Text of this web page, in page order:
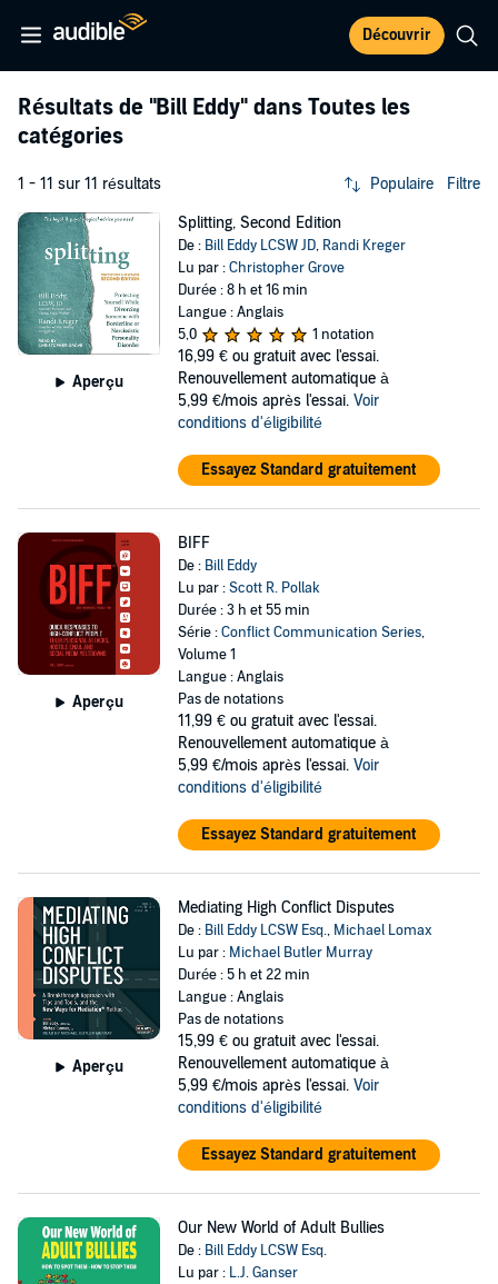
Découvrir
Résultats de "Bill Eddy" dans Toutes les
catégories
1 - 11 sur 11 résultats Populaire Filtre
Aperçu
Splitting, Second Edition
De : Bill Eddy LCSW JD, Randi Kreger
Lu par :Christopher Grove
Durée : 8 h et 16 min
Langue : Anglais
5,0
1 notation
16,99 € ou gratuit avec l'essai.
Renouvellement automatique à
5,99 €/mois après l'essai. Voir
conditions d'éligibilité
Essayez Standard gratuitement
Aperçu
BIFF
De : Bill Eddy
Lu par :Scott R. Pollak
Durée : 3 h et 55 min
Série :Conflict Communication Series,
Volume 1
Langue : Anglais
Pas de notations
11,99 € ou gratuit avec l'essai.
Renouvellement automatique à
5,99 €/mois après l'essai. Voir
conditions d'éligibilité
Essayez Standard gratuitement
Aperçu
Mediating High Conflict Disputes
De : Bill Eddy LCSW Esq., Michael Lomax
Lu par : Michael Butler Murray
Durée : 5 h et 22 min
Langue : Anglais
Pas de notations
15,99 € ou gratuit avec l'essai.
Renouvellement automatique à
5,99 €/mois après l'essai. Voir
conditions d'éligibilité
Essayez Standard gratuitement
Our New World of Adult Bullies
De : Bill Eddy LCSW Esq.
Lu par : L.J. Ganser